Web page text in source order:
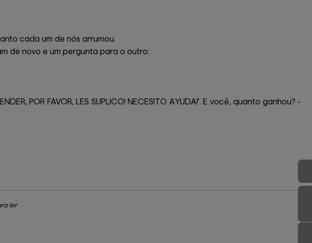
cada um de nós arrumou.
de novo e um pergunta para o outro:
POR FAVOR, LES SUPLICO! NECESITO AYUDA!'. E você, quanto ganhou? -
ler